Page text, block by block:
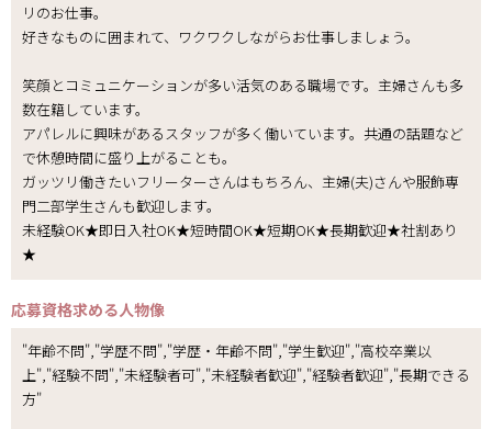
リのお仕事。
好きなものに囲まれて、ワクワクしながらお仕事しましょう。
笑顔とコミュニケーションが多い活気のある職場です。主婦さんも多
数在籍しています。
アパレルに興味があるスタッフが多く働いています。共通の話題など
で休憩時間に盛り上がることも。
ガッツリ働きたいフリーターさんはもちろん、主婦(夫)さんや服飾専
門二部学生さんも歓迎します。
未経験OK★即日入社OK★短時間OK★短期OK★長期歓迎★社割あり
★
応募資格求める人物像
"年齢不問","学歴不問","学歴・年齢不問","学生歓迎","高校卒業以
上","経験不問","未経験者可","未経験者歓迎","経験者歓迎","長期できる
方"